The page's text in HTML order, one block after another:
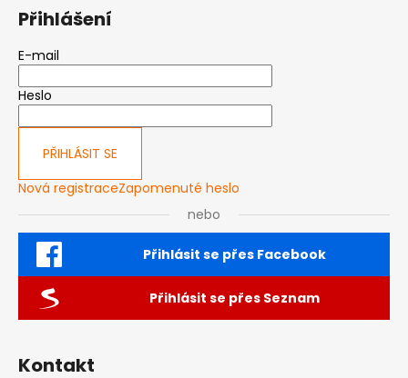
Přihlášení
E-mail
Heslo
PŘIHLÁSIT SE
Nová registraceZapomenuté heslo
nebo
Přihlásit se přes Facebook
Přihlásit se přes Seznam
Kontakt